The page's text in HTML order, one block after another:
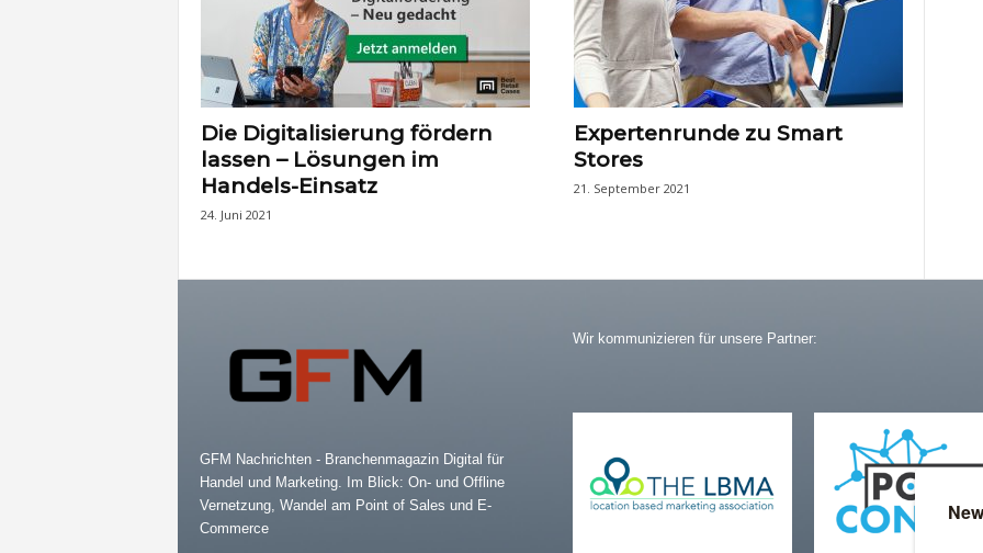
Die Digitalisierung fördern
lassen – Lösungen im
Handels-Einsatz
24. Juni 2021
Expertenrunde zu Smart
Stores
21. September 2021
GFM Nachrichten - Branchenmagazin Digital für
Handel und Marketing. Im Blick: On- und Offline
Vernetzung, Wandel am Point of Sales und E-
Commerce
Wir kommunizieren für unsere Partner: